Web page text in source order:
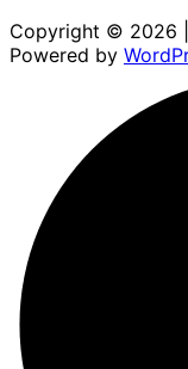
Copyright © 2026
Powered by